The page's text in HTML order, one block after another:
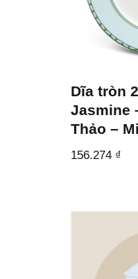
Dĩa tròn
Jasmine
Thảo –
156.274 ₫